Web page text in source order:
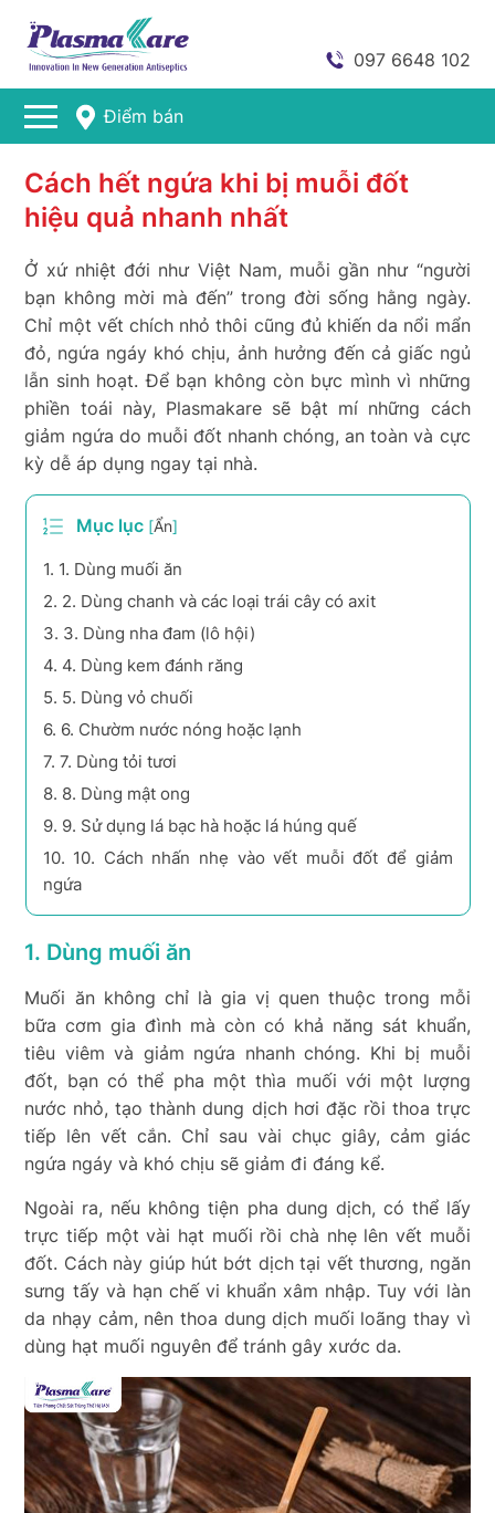
097 6648 102
Điểm bán
Cách hết ngứa khi bị muỗi đốt
hiệu quả nhanh nhất
Ở xứ nhiệt đới như Việt Nam, muỗi gần như “người
bạn không mời mà đến” trong đời sống hằng ngày.
Chỉ một vết chích nhỏ thôi cũng đủ khiến da nổi mẩn
đỏ, ngứa ngáy khó chịu, ảnh hưởng đến cả giấc ngủ
lẫn sinh hoạt. Để bạn không còn bực mình vì những
phiền toái này, Plasmakare sẽ bật mí những cách
giảm ngứa do muỗi đốt nhanh chóng, an toàn và cực
kỳ dễ áp dụng ngay tại nhà.
Mục lục [Ẩn]
1. 1. Dùng muối ăn
2. 2. Dùng chanh và các loại trái cây có axit
3. 3. Dùng nha đam (lô hội)
4. 4. Dùng kem đánh răng
5. 5. Dùng vỏ chuối
6. 6. Chườm nước nóng hoặc lạnh
7. 7. Dùng tỏi tươi
8. 8. Dùng mật ong
9. 9. Sử dụng lá bạc hà hoặc lá húng quế
10. 10. Cách nhấn nhẹ vào vết muỗi đốt để giảm
ngứa
1. Dùng muối ăn
Muối ăn không chỉ là gia vị quen thuộc trong mỗi
bữa cơm gia đình mà còn có khả năng sát khuẩn,
tiêu viêm và giảm ngứa nhanh chóng. Khi bị muỗi
đốt, bạn có thể pha một thìa muối với một lượng
nước nhỏ, tạo thành dung dịch hơi đặc rồi thoa trực
tiếp lên vết cắn. Chỉ sau vài chục giây, cảm giác
ngứa ngáy và khó chịu sẽ giảm đi đáng kể.
Ngoài ra, nếu không tiện pha dung dịch, có thể lấy
trực tiếp một vài hạt muối rồi chà nhẹ lên vết muỗi
đốt. Cách này giúp hút bớt dịch tại vết thương, ngăn
sưng tấy và hạn chế vi khuẩn xâm nhập. Tuy với làn
da nhạy cảm, nên thoa dung dịch muối loãng thay vì
dùng hạt muối nguyên để tránh gây xước da.